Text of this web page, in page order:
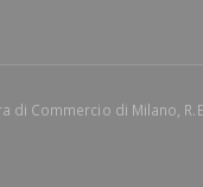
di Commercio di Milano,